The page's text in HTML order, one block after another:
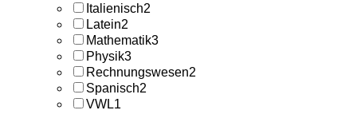
Italienisch2
Latein2
Mathematik3
Physik3
Rechnungswesen2
Spanisch2
VWL1